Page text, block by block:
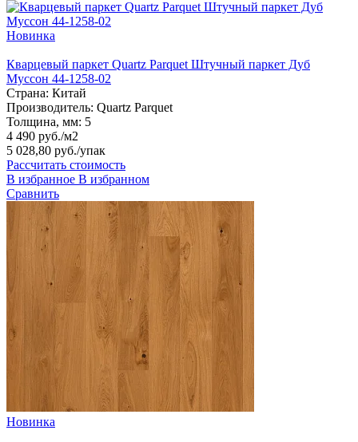
Новинка
Кварцевый паркет Quartz Parquet Штучный паркет Дуб
Муссон 44-1258-02
Страна: Китай
Производитель: Quartz Parquet
Толщина, мм: 5
4 490 руб./м2
5 028,80 руб./упак
Рассчитать стоимость
В избранное В избранном
Сравнить
Новинка